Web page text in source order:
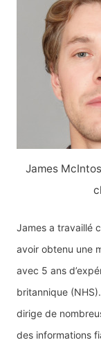
James
James a travaillé
avoir obtenu une
avec 5 ans
britannique
dirige de
des informations